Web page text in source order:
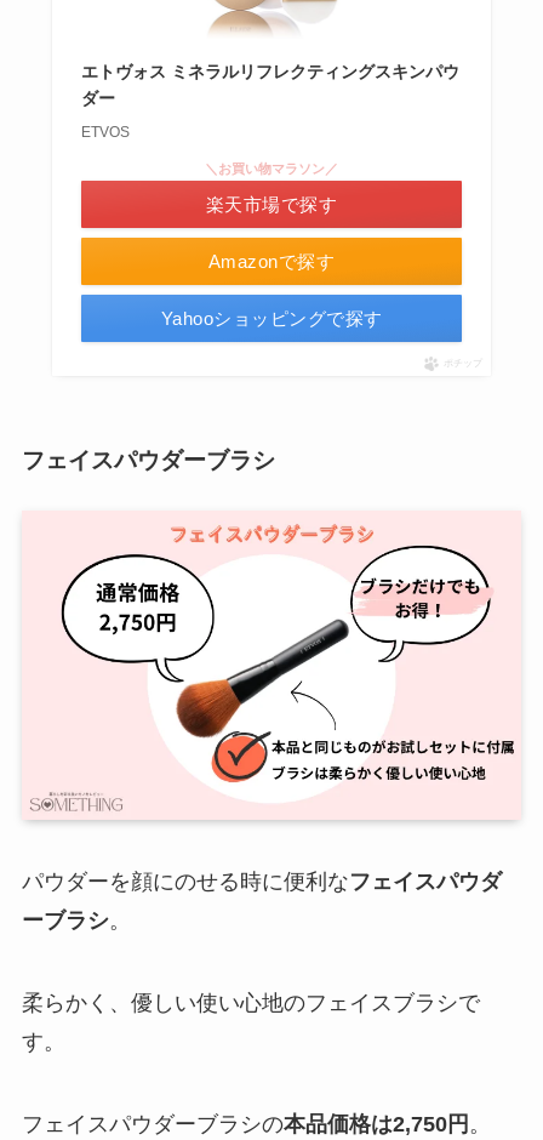
エトヴォス ミネラルリフレクティングスキンパウ
ダー
ETVOS
Amazonで探す
＼お買い物マラソン／
楽天市場で探す
Yahooショッピングで探す
ポチップ
フェイスパウダーブラシ
パウダーを顔にのせる時に便利なフェイスパウダ
ーブラシ。
柔らかく、優しい使い心地のフェイスブラシで
す。
フェイスパウダーブラシの本品価格は2,750円 。